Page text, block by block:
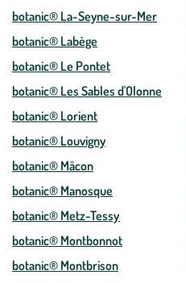
botanic® La-Seyne-sur-Mer
botanic® Labège
botanic® Le Pontet
botanic® Les Sables d'Olonne
botanic® Lorient
botanic® Louvigny
botanic® Mâcon
botanic® Manosque
botanic® Metz-Tessy
botanic® Montbonnot
botanic® Montbrison